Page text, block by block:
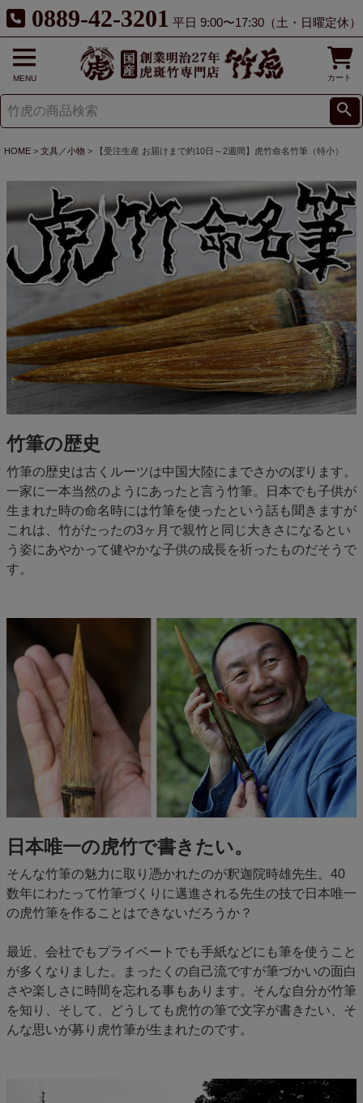
0889-42-3201 平日 9:00〜17:30（土・日曜定休）
MENU カート
HOME 文具／小物 【受注生産 お届けまで約10日～2週間】虎竹命名竹筆（特小）
竹筆の歴史
竹筆の歴史は古くルーツは中国大陸にまでさかのぼります。
一家に一本当然のようにあったと言う竹筆。日本でも子供が
生まれた時の命名時には竹筆を使ったという話も聞きますが
これは、竹がたったの3ヶ月で親竹と同じ大きさになるとい
う姿にあやかって健やかな子供の成長を祈ったものだそうで
す。
日本唯一の虎竹で書きたい。
そんな竹筆の魅力に取り憑かれたのが釈迦院時雄先生。40
数年にわたって竹筆づくりに邁進される先生の技で日本唯一
の虎竹筆を作ることはできないだろうか？
最近、会社でもプライベートでも手紙などにも筆を使うこと
が多くなりました。まったくの自己流ですが筆づかいの面白
さや楽しさに時間を忘れる事もあります。そんな自分が竹筆
を知り、そして、どうしても虎竹の筆で文字が書きたい、そ
んな思いが募り虎竹筆が生まれたのです。